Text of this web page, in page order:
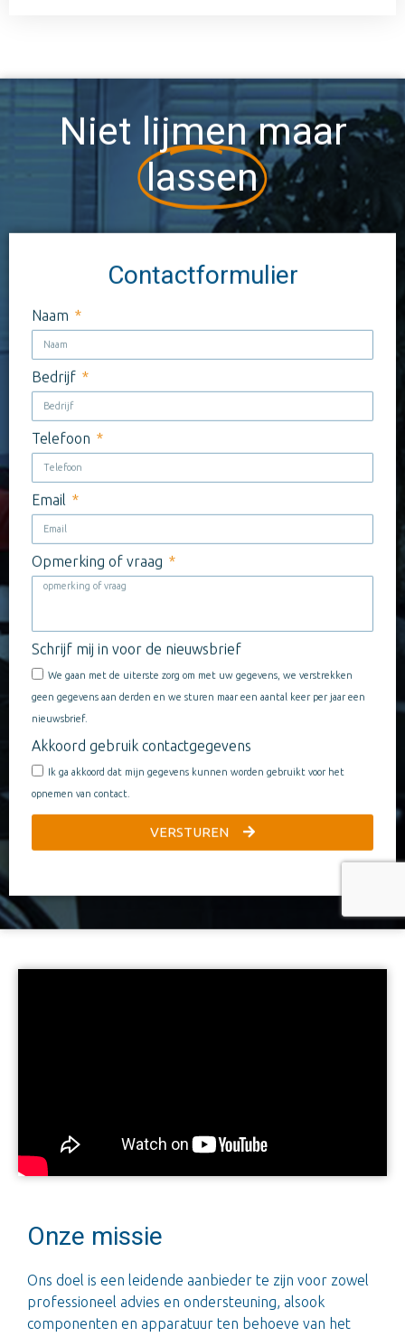
Niet lijmen maar
lassen
Contactformulier
Naam
Bedrijf
Telefoon
Email
Opmerking of vraag
Schrijf mij in voor de nieuwsbrief
We gaan met de uiterste zorg om met uw gegevens, we verstrekken
geen gegevens aan derden en we sturen maar een aantal keer per jaar een
nieuwsbrief.
Akkoord gebruik contactgegevens
Ik ga akkoord dat mijn gegevens kunnen worden gebruikt voor het
opnemen van contact.
VERSTUREN
Onze missie
Ons doel is een leidende aanbieder te zijn voor zowel
professioneel advies en ondersteuning, alsook
componenten en apparatuur ten behoeve van het